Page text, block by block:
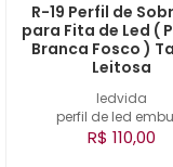
ledvida
perfil de led
R-19 Perfil de
para Fita de Led (
Branca Fosco )
Leitosa
R$ 110,00